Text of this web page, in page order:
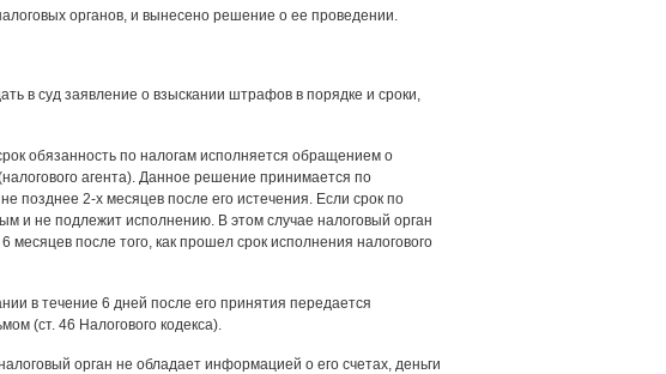
органов, и вынесено решение о ее проведении.
в суд заявление о взыскании штрафов в порядке и сроки,
обязанность по налогам исполняется обращением о
агента). Данное решение принимается по
позднее 2-х месяцев после его истечения. Если срок по
и не подлежит исполнению. В этом случае налоговый орган
месяцев после того, как прошел срок исполнения налогового
в течение 6 дней после его принятия передается
(ст. 46 Налогового кодекса).
орган не обладает информацией о его счетах, деньги